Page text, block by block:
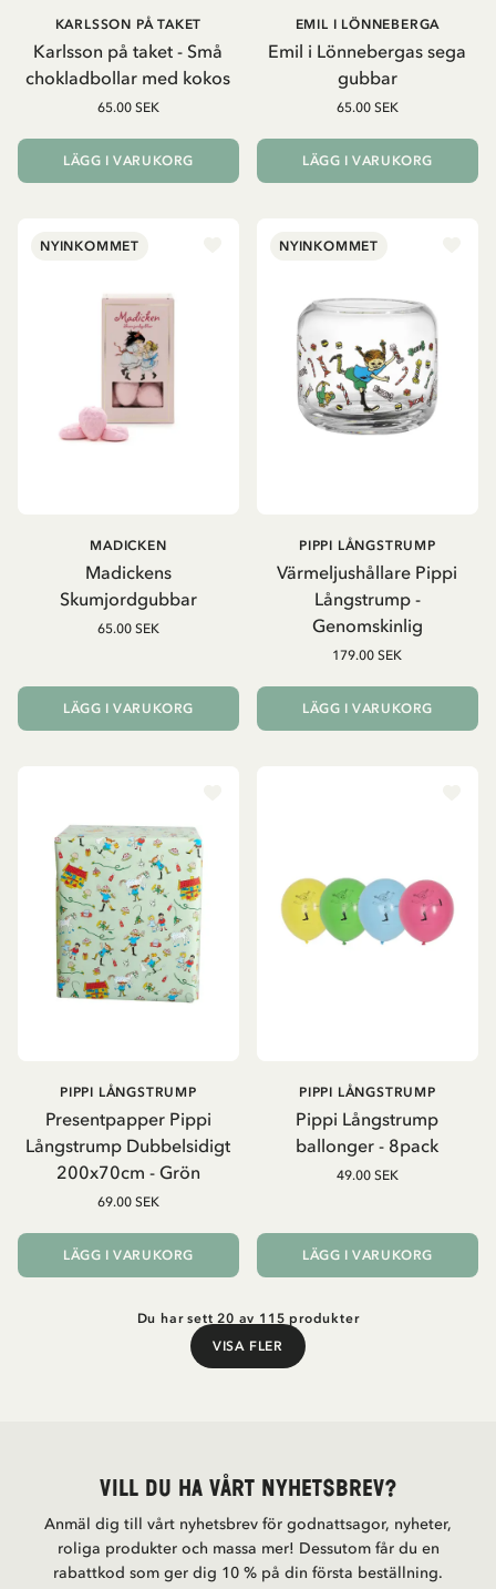
Karlsson på taket - Små
chokladbollar med kokos
KARLSSON PÅ TAKET
65.00 SEK
LÄGG I VARUKORG
Emil i Lönnebergas sega
gubbar
EMIL I LÖNNEBERGA
65.00 SEK
LÄGG I VARUKORG
NYINKOMMET
Madickens
Skumjordgubbar
MADICKEN
65.00 SEK
LÄGG I VARUKORG
NYINKOMMET
Värmeljushållare Pippi
Långstrump -
Genomskinlig
PIPPI LÅNGSTRUMP
179.00 SEK
LÄGG I VARUKORG
Presentpapper Pippi
Långstrump Dubbelsidigt
200x70cm - Grön
PIPPI LÅNGSTRUMP
69.00 SEK
LÄGG I VARUKORG
Pippi Långstrump
ballonger - 8pack
PIPPI LÅNGSTRUMP
49.00 SEK
LÄGG I VARUKORG
Du har sett 20 av 115 produkter
VISA FLER
Visa fler
Vill du ha vårt nyhetsbrev?
Anmäl dig till vårt nyhetsbrev för godnattsagor, nyheter,
roliga produkter och massa mer! Dessutom får du en
rabattkod som ger dig 10 % på din första beställning.